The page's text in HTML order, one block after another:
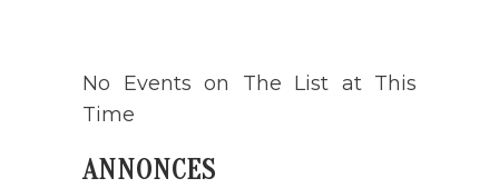
No Events on The List at This
Time
ANNONCES